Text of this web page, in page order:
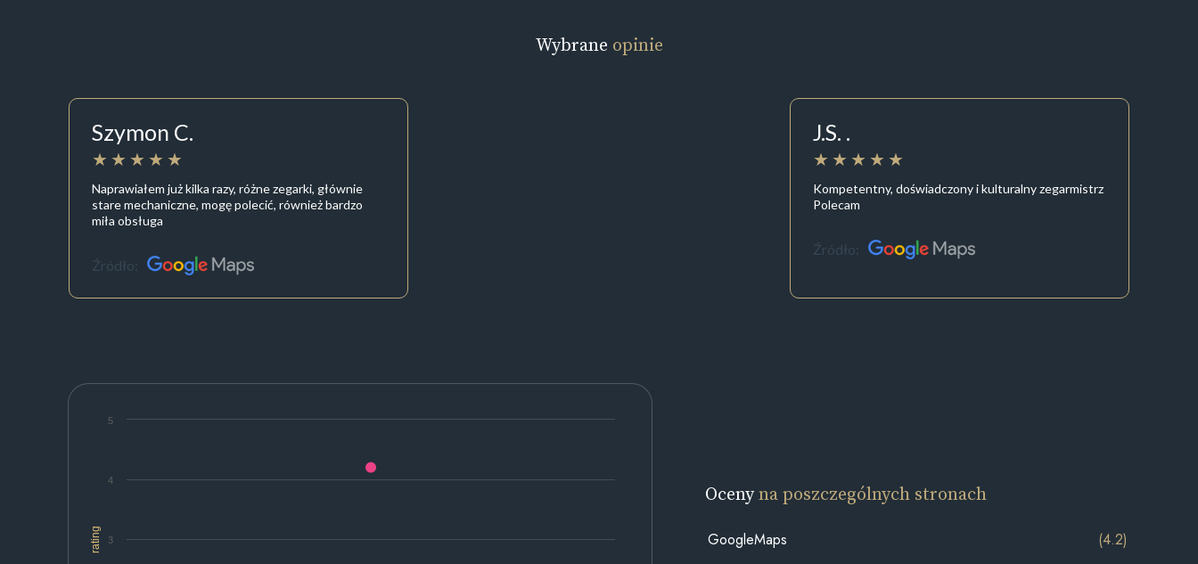
Wybrane opinie
Szymon C.
Naprawiałem już kilka razy, różne zegarki, głównie
stare mechaniczne, mogę polecić, również bardzo
miła obsługa
Źródło:
J.S. .
Kompetentny, doświadczony i kulturalny zegarmistrz
Polecam
Źródło:
rating 3
4
5
Ocenyna poszczególnych stronach
GoogleMaps (4.2)